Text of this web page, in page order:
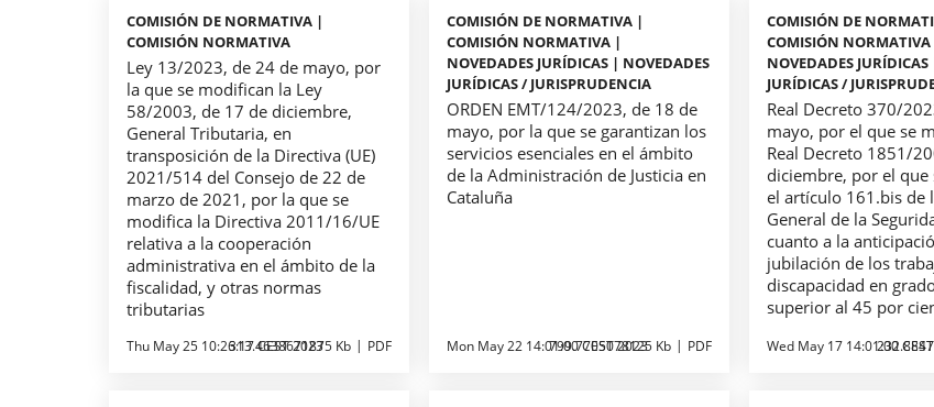
COMISIÓN DE NORMATIVA |
COMISIÓN NORMATIVA
Ley 13/2023, de 24 de mayo, por
la que se modifican la Ley
58/2003, de 17 de diciembre,
General Tributaria, en
transposición de la Directiva (UE)
2021/514 del Consejo de 22 de
marzo de 2021, por la que se
modifica la Directiva 2011/16/UE
relativa a la cooperación
administrativa en el ámbito de la
fiscalidad, y otras normas
tributarias
Thu May 25 10:26:17 CEST 2023
313.4638671875 Kb PDF
COMISIÓN DE NORMATIVA |
COMISIÓN NORMATIVA |
NOVEDADES JURÍDICAS | NOVEDADES
JURÍDICAS / JURISPRUDENCIA
ORDEN EMT/124/2023, de 18 de
mayo, por la que se garantizan los
servicios esenciales en el ámbito
de la Administración de Justicia en
Cataluña
Mon May 22 14:01:00 CEST 2023
799.7705078125 Kb PDF
COMISIÓN DE
COMISIÓN
NOVEDADES
JURÍDICAS /
Real Decreto 370/
mayo, por el que se
Real Decreto 1851/
diciembre, por el que
el artículo 161.bis de
General de la
cuanto a la
jubilación de los
discapacidad en
superior al 45 por
Wed May 17 14:01:00